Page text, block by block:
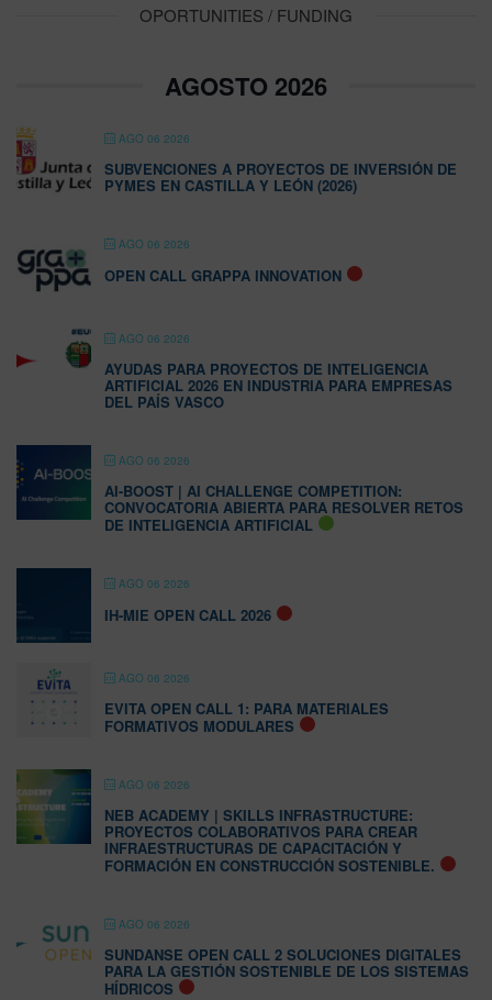
OPORTUNITIES / FUNDING
AGOSTO 2026
AGO 06 2026
SUBVENCIONES A PROYECTOS DE INVERSIÓN DE
PYMES EN CASTILLA Y LEÓN (2026)
AGO 06 2026
OPEN CALL GRAPPA INNOVATION
AGO 06 2026
AYUDAS PARA PROYECTOS DE INTELIGENCIA
ARTIFICIAL 2026 EN INDUSTRIA PARA EMPRESAS
DEL PAÍS VASCO
AGO 06 2026
AI-BOOST | AI CHALLENGE COMPETITION:
CONVOCATORIA ABIERTA PARA RESOLVER RETOS
DE INTELIGENCIA ARTIFICIAL
AGO 06 2026
IH-MIE OPEN CALL 2026
AGO 06 2026
EVITA OPEN CALL 1: PARA MATERIALES
FORMATIVOS MODULARES
AGO 06 2026
NEB ACADEMY | SKILLS INFRASTRUCTURE:
PROYECTOS COLABORATIVOS PARA CREAR
INFRAESTRUCTURAS DE CAPACITACIÓN Y
FORMACIÓN EN CONSTRUCCIÓN SOSTENIBLE.
AGO 06 2026
SUNDANSE OPEN CALL 2 SOLUCIONES DIGITALES
PARA LA GESTIÓN SOSTENIBLE DE LOS SISTEMAS
HÍDRICOS